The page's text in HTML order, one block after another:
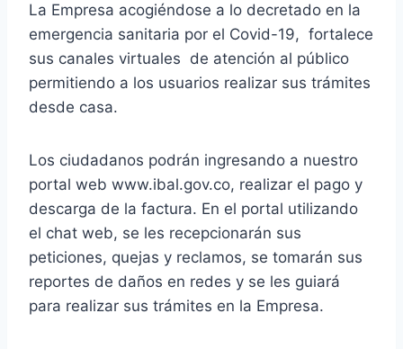
La Empresa acogiéndose a lo decretado en la
emergencia sanitaria por el Covid-19, fortalece
sus canales virtuales de atención al público
permitiendo a los usuarios realizar sus trámites
desde casa.
Los ciudadanos podrán ingresando a nuestro
portal web www.ibal.gov.co, realizar el pago y
descarga de la factura. En el portal utilizando
el chat web, se les recepcionarán sus
peticiones, quejas y reclamos, se tomarán sus
reportes de daños en redes y se les guiará
para realizar sus trámites en la Empresa.